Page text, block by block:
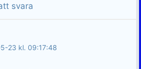
svara
23 kl. 09:17:48